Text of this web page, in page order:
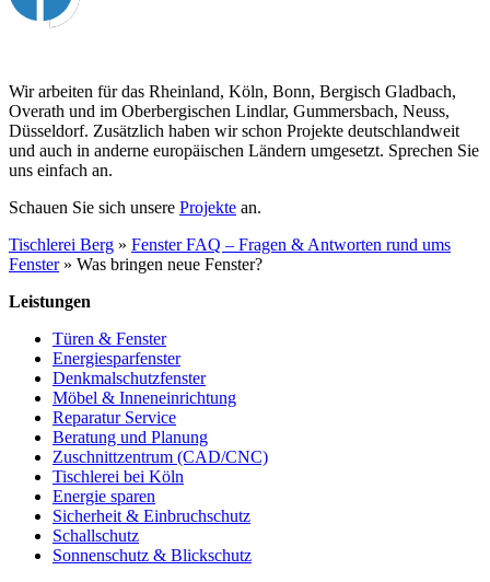
Wir arbeiten für das Rheinland, Köln, Bonn, Bergisch Gladbach,
Overath und im Oberbergischen Lindlar, Gummersbach, Neuss,
Düsseldorf. Zusätzlich haben wir schon Projekte deutschlandweit
und auch in anderne europäischen Ländern umgesetzt. Sprechen Sie
uns einfach an.
Schauen Sie sich unsere Projekte an.
Tischlerei Berg » Fenster FAQ – Fragen & Antworten rund ums
Fenster» Was bringen neue Fenster?
Leistungen
Türen & Fenster
Energiesparfenster
Denkmalschutzfenster
Möbel & Inneneinrichtung
Reparatur Service
Beratung und Planung
Zuschnittzentrum (CAD/CNC)
Tischlerei bei Köln
Energie sparen
Sicherheit & Einbruchschutz
Schallschutz
Sonnenschutz & Blickschutz